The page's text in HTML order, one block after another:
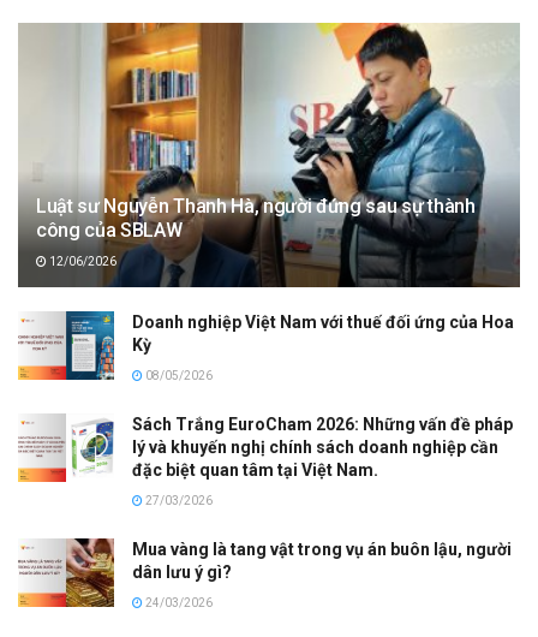
Luật sư Nguyễn Thanh Hà, người đứng sau sự thành
công của SBLAW
12/06/2026
Doanh nghiệp Việt Nam với thuế đối ứng của Hoa
Kỳ
08/05/2026
Sách Trắng EuroCham 2026: Những vấn đề pháp
lý và khuyến nghị chính sách doanh nghiệp cần
đặc biệt quan tâm tại Việt Nam.
27/03/2026
Mua vàng là tang vật trong vụ án buôn lậu, người
dân lưu ý gì?
24/03/2026